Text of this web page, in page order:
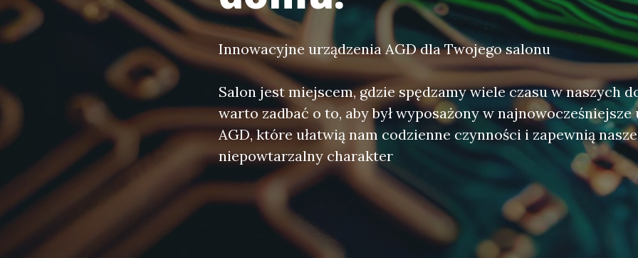
Innowacyjne urządzenia AGD dla Twojego salonu
Salon jest miejscem, gdzie spędzamy wiele czasu w naszych
warto zadbać o to, aby był wyposażony w najnowocześniejsze
AGD, które ułatwią nam codzienne czynności i zapewnią
niepowtarzalny charakter